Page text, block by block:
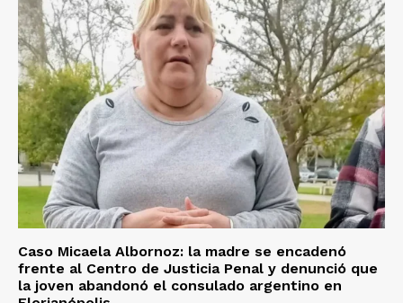
Caso Micaela Albornoz: la madre se encadenó
frente al Centro de Justicia Penal y denunció que
la joven abandonó el consulado argentino en